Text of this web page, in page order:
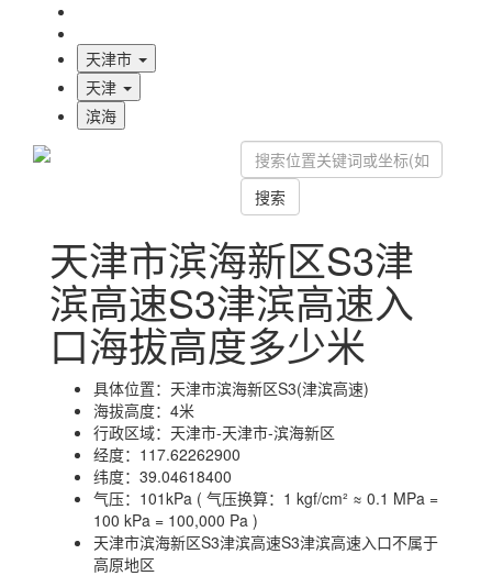
天津市
天津
滨海
搜索
天津市滨海新区S3津
滨高速S3津滨高速入
口海拔高度多少米
具体位置： 天津市滨海新区S3(津滨高速)
海拔高度： 4米
行政区域： 天津市-天津市-滨海新区
经度： 117.62262900
纬度： 39.04618400
气压： 101kPa ( 气压换算：1 kgf/cm² ≈ 0.1 MPa =
100 kPa = 100,000 Pa )
天津市滨海新区S3津滨高速S3津滨高速入口不属于
高原地区